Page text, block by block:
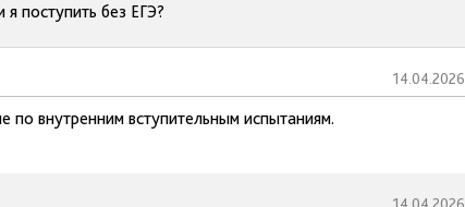
поступить без ЕГЭ?
14.04.2026
внутренним вступительным испытаниям.